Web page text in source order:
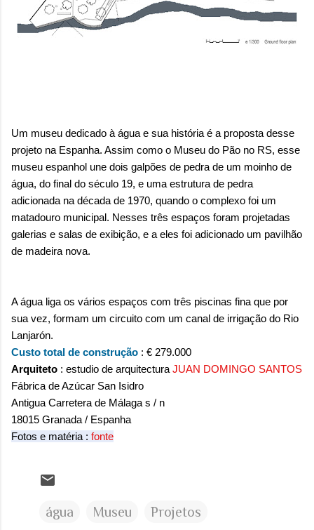
Um museu dedicado à água e sua história é a proposta desse
projeto na Espanha. Assim como o Museu do Pão no RS, esse
museu espanhol une dois galpões de pedra de um moinho de
água, do final do século 19, e uma estrutura de pedra
adicionada na década de 1970, quando o complexo foi um
matadouro municipal. Nesses três espaços foram projetadas
galerias e salas de exibição, e a eles foi adicionado um pavilhão
de madeira nova.
A água liga os vários espaços com três piscinas fina que por
sua vez, formam um circuito com um canal de irrigação do Rio
Lanjarón.
Custo total de construção : € 279.000
Arquiteto : estudio de arquitectura JUAN DOMINGO SANTOS
Fábrica de Azúcar San Isidro
Antigua Carretera de Málaga s / n
18015 Granada / Espanha
Fotos e matéria : fonte
água Museu Projetos